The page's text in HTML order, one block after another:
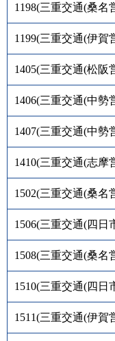
1198(三重交通(桑名
1199(三重交通(伊賀
1405(三重交通(松阪
1406(三重交通(中勢
1407(三重交通(中勢
1410(三重交通(志摩
1502(三重交通(桑名
1506(三重交通(四日
1508(三重交通(桑名
1510(三重交通(四日
1511(三重交通(伊賀